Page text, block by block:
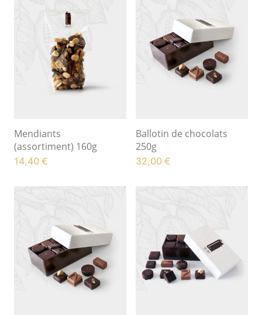
Mendiants
(assortiment) 160g
14,40 €
Ballotin de chocolats
250g
32,00 €